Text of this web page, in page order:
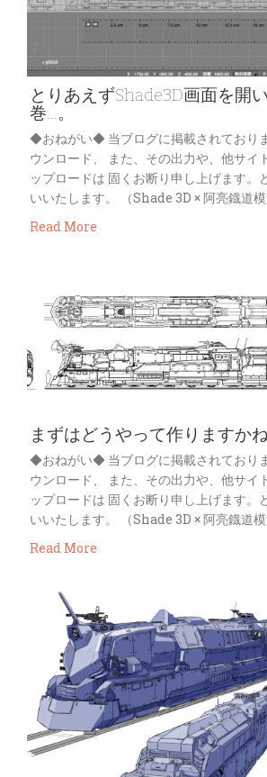
とりあえずShade3D画面を開
巻…。
◆おねがい◆ 当ブログに掲載されており
ウンロード、 また、その出力や、他サイ
ップロードは 固くお断り申し上げます。
いいたします。 （Shade 3D × 阿亮鐡道
Read More
まずはどうやって作りますかね
◆おねがい◆ 当ブログに掲載されており
ウンロード、 また、その出力や、他サイ
ップロードは 固くお断り申し上げます。
いいたします。 （Shade 3D × 阿亮鐡道模
Read More